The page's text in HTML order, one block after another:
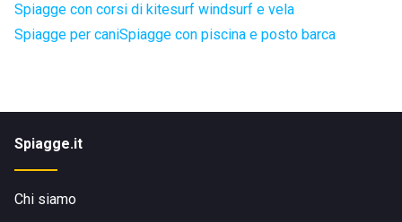
Spiagge con corsi di kitesurf windsurf e vela
Spiagge per caniSpiagge con piscina e posto barca
Spiagge.it
Chi siamo